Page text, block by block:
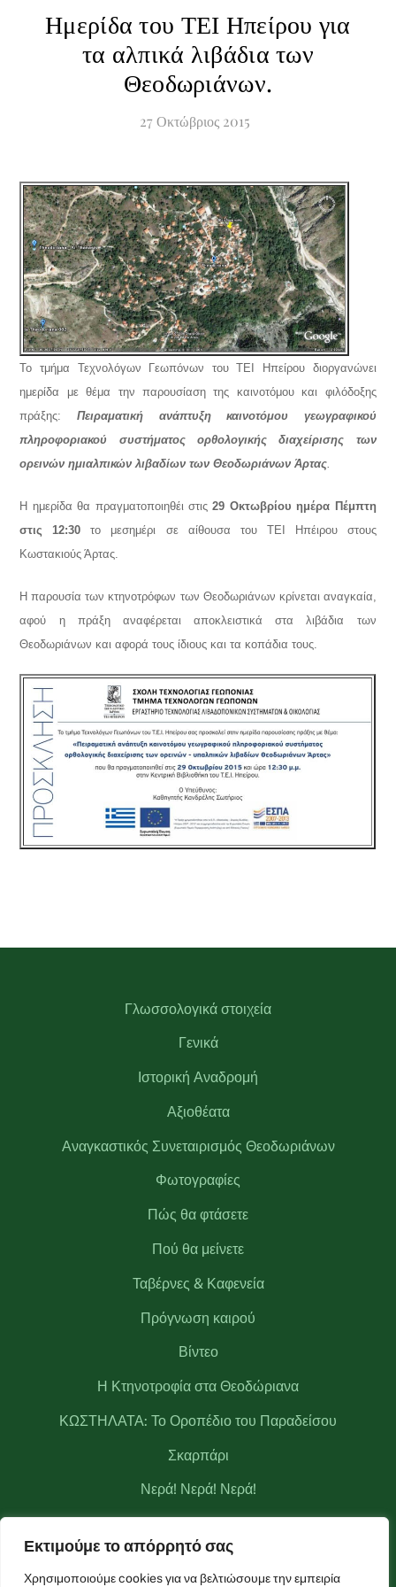
Εκτιμούμε το απόρρητό σας
Χρησιμοποιούμε cookies για να βελτιώσουμε την εμπειρία
Ημερίδα του ΤΕΙ Ηπείρου για
τα αλπικά λιβάδια των
Θεοδωριάνων.
27 Οκτώβριος 2015
Το τμήμα Τεχνολόγων Γεωπόνων του ΤΕΙ Ηπείρου διοργανώνει
ημερίδα με θέμα την παρουσίαση της καινοτόμου και φιλόδοξης
πράξης: Πειραματική ανάπτυξη καινοτόμου γεωγραφικού
πληροφοριακού συστήματος ορθολογικής διαχείρισης των
ορεινών ημιαλπικών λιβαδίων των Θεοδωριάνων Άρτας
Η ημερίδα θα πραγματοποιηθέι στις29 Οκτωβρίου ημέρα Πέμπτη
στις 12:30 το μεσημέρι σε αίθουσα του ΤΕΙ Ηπέιρου στους
Κωστακιούς Άρτας.
Η παρουσία των κτηνοτρόφων των Θεοδωριάνων κρίνεται αναγκαία,
αφού η πράξη αναφέρεται αποκλειστικά στα λιβάδια των
Θεοδωριάνων και αφορά τους ίδιους και τα κοπάδια τους.
Γλωσσολογικά στοιχεία
Γενικά
Ιστορική Αναδρομή
Αξιοθέατα
Αναγκαστικός Συνεταιρισμός Θεοδωριάνων
Φωτογραφίες
Πώς θα φτάσετε
Πού θα μείνετε
Ταβέρνες & Καφενεία
Πρόγνωση καιρού
Βίντεο
Η Κτηνοτροφία στα Θεοδώριανα
ΚΩΣΤΗΛΑΤΑ: Το Οροπέδιο του Παραδείσου
Σκαρπάρι
Νερά! Νερά! Νερά!
Μετεωρολογικός σταθμός Θεοδωριάνων